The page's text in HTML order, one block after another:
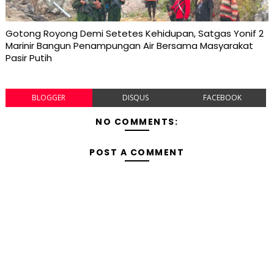
Gotong Royong Demi Setetes Kehidupan, Satgas Yonif 2
Marinir Bangun Penampungan Air Bersama Masyarakat
Pasir Putih
BLOGGER DISQUS FACEBOOK
NO COMMENTS:
POST A COMMENT